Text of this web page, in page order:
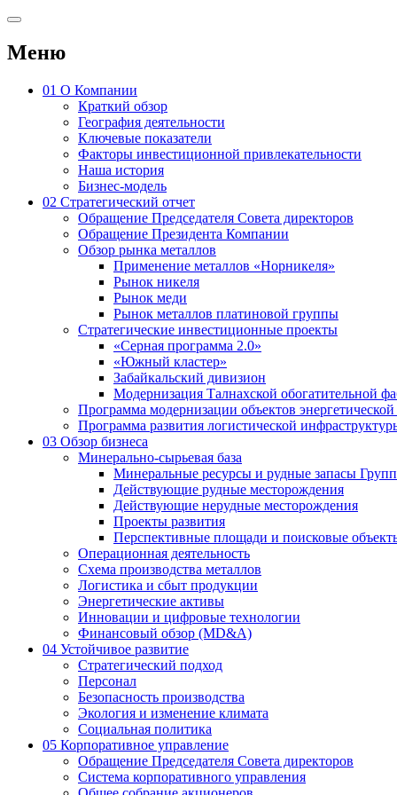
Меню
01 О Компании
Краткий обзор
География деятельности
Ключевые показатели
Факторы инвестиционной привлекательности
Наша история
Бизнес-модель
02 Стратегический отчет
Обращение Председателя Совета директоров
Обращение Президента Компании
Обзор рынка металлов
Применение металлов «Норникеля»
Рынок никеля
Рынок меди
Рынок металлов платиновой группы
Стратегические инвестиционные проекты
«Серная программа 2.0»
«Южный кластер»
Забайкальский дивизион
Модернизация Талнахской обогатительной
Программа модернизации объектов
Программа развития логистической
03 Обзор бизнеса
Минерально-сырьевая база
Минеральные ресурсы и рудные запасы
Действующие рудные месторождения
Действующие нерудные месторождения
Проекты развития
Перспективные площади и поисковые
Операционная деятельность
Схема производства металлов
Логистика и сбыт продукции
Энергетические активы
Инновации и цифровые технологии
Финансовый обзор (MD&A)
04 Устойчивое развитие
Стратегический подход
Персонал
Безопасность производства
Экология и изменение климата
Социальная политика
05 Корпоративное управление
Обращение Председателя Совета директоров
Система корпоративного управления